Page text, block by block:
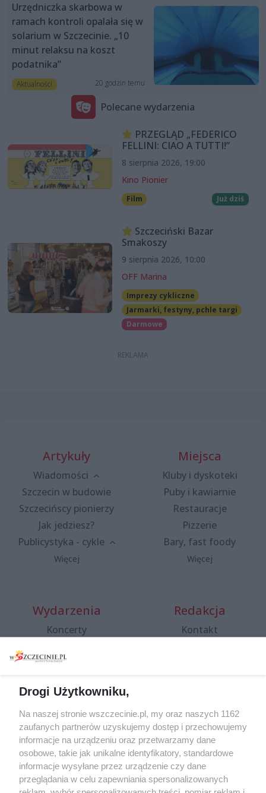
Urzędniczka skarbowa w
ramach kontroli opalała się w
solarium w Szczecinie. „10
minut relaksu na koszt
podatnika”
Aktualności 20 godzin temu
Polecane wydarzenia
PRZEGLĄD „FEDERICO
FELLINI: CIAO A TUTTI!”
8 sierpnia 2026, 19:00
Kino Pionier
Film Już dziś
Szczeciński Bazar
Smakoszy
9 sierpnia 2026, 10:00
OFF Marina
Imprezy cykliczne
Jarmarki, festyny, pchle targi
Darmowe
Artykuły
Wiadomości
Szczecin w budowie
Szczecińscy pionierzy
Jak jedziesz?
Publicystyka - cykle
Więcej
Miejsca
Kluby i dyskoteki
Puby i kawiarnie
Restauracje
Pizzerie
Bary, fast foody
Więcej
Wydarzenia
Koncerty
Spacery i oprowadzania
targi
Wernisaże
Więcej
Redakcja
Kontakt
Specjalny koncert z okazji
20. urodzin portalu
wSzczecinie.pl
Regulamin konkursów
śniadaniówka "Hej
Szczecin! Jest piątek!"
Drogi Użytkowniku,
Na naszej stronie wszczecinie.pl, my oraz naszych 1162
zaufanych partnerów uzyskujemy dostęp i przechowujemy
informacje na urządzeniu oraz przetwarzamy dane
osobowe, takie jak unikalne identyfikatory, standardowe
informacje wysyłane przez urządzenie czy dane
przeglądania w celu zapewniania spersonalizowanych